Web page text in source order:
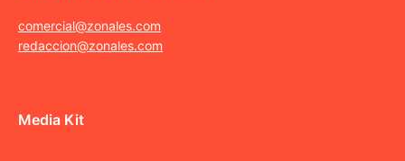
comercial@zonales.com
redaccion@zonales.com
Media Kit